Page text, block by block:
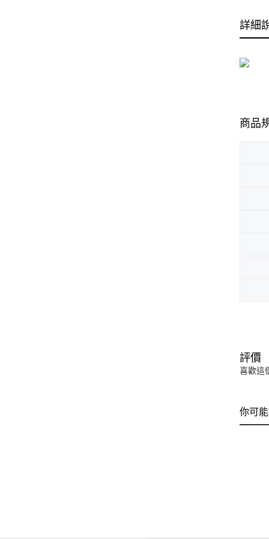
詳細
商品
評價
喜歡這
你可